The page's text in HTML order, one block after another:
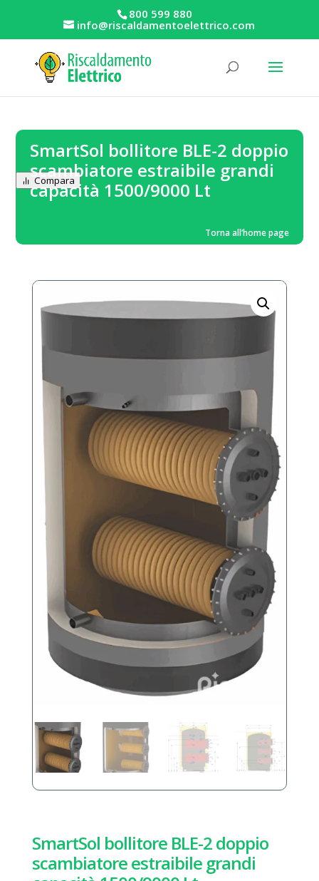
800 599 880
info@riscaldamentoelettrico.com
SmartSol bollitore BLE-2 doppio
scambiatore estraibile grandi
capacità 1500/9000 Lt
Compara
Torna all’home page
SmartSol bollitore BLE-2 doppio
scambiatore estraibile grandi